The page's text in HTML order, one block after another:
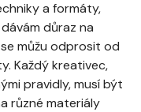
a formáty,
důraz na
můžu odprosit od
Každý kreativec,
pravidly, musí být
různé materiály